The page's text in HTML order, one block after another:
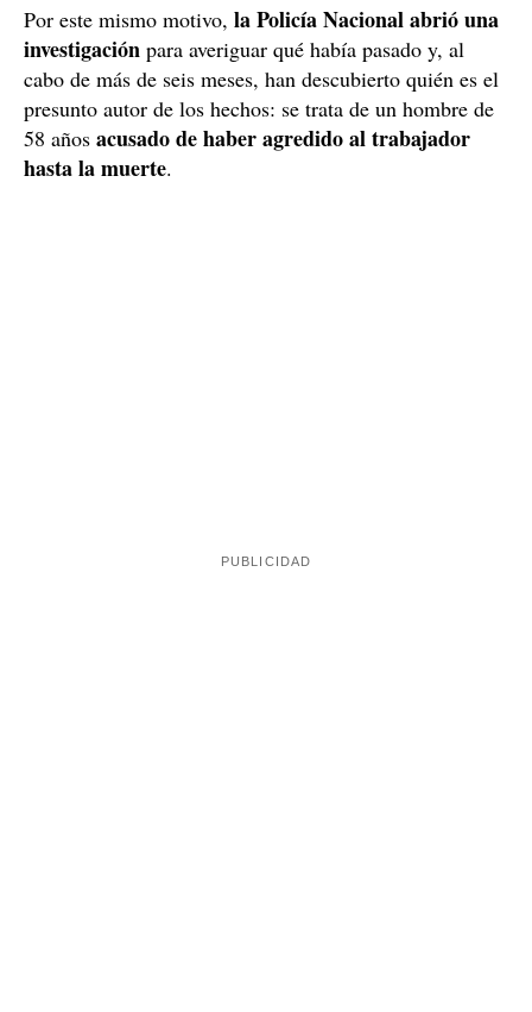
Por este mismo motivo, la Policía Nacional abrió una
investigación para averiguar qué había pasado y, al
cabo de más de seis meses, han descubierto quién es el
presunto autor de los hechos: se trata de un hombre de
58 años acusado de haber agredido al trabajador
hasta la muerte.